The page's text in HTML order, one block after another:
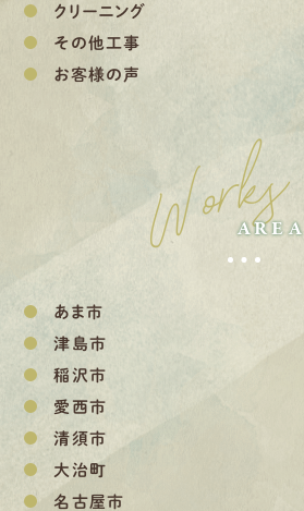
クリーニング
その他工事
お客様の声
Works
AREA
あま市
津島市
稲沢市
愛西市
清須市
大治町
名古屋市